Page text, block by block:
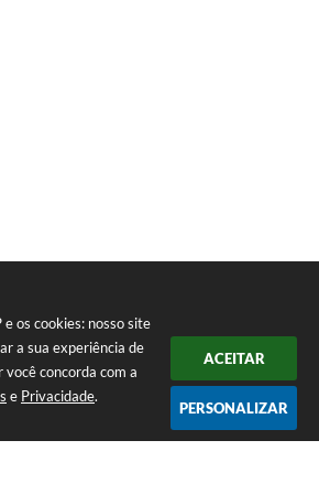
e os cookies: nosso site
a sua experiência de
concorda com a
e Privacidade.
ACEITAR
PERSONALIZAR